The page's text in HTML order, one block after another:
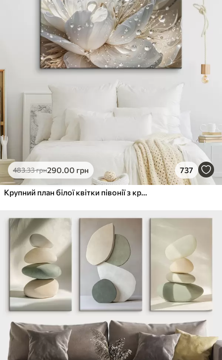
483.33грн290.00 грн 737
Крупний план білої квітки півонії з крапельками води на пелюстках на розмитому фоні